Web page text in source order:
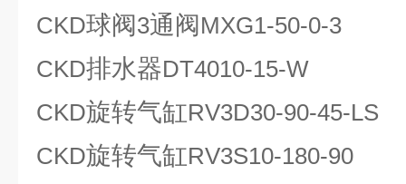
CKD球阀3通阀MXG1-50-0-3
CKD排水器DT4010-15-W
CKD旋转气缸RV3D30-90-45-LS
CKD旋转气缸RV3S10-180-90